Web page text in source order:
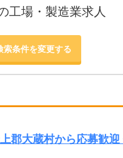
工場・製造業求人
索条件を変更する
郡大蔵村から応募歓